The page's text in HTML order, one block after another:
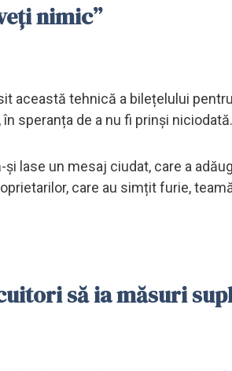
nimic”
această tehnică a bilețelului
speranța de a nu fi prinși niciodată.
lase un mesaj ciudat, care a
care au simțit furie,
să ia măsuri